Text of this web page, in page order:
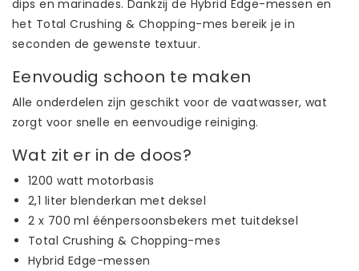
dips en marinades. Dankzij de Hybrid Edge-messen en
het Total Crushing & Chopping-mes bereik je in
seconden de gewenste textuur.
Eenvoudig schoon te maken
Alle onderdelen zijn geschikt voor de vaatwasser, wat
zorgt voor snelle en eenvoudige reiniging.
Wat zit er in de doos?
1200 watt motorbasis
2,1 liter blenderkan met deksel
2 x 700 ml éénpersoonsbekers met tuitdeksel
Total Crushing & Chopping-mes
Hybrid Edge-messen